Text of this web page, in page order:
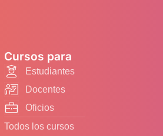
Cursos para
Estudiantes
Docentes
Oficios
Todos los cursos